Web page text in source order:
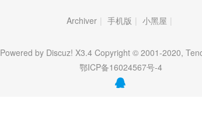
Archiver | 手机版 | 小黑屋 |
Powered by Discuz! X3.4 Copyright © 2001-2020,
鄂ICP备16024567号-4